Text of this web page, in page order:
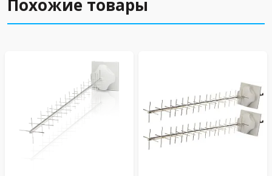
Похожие товары